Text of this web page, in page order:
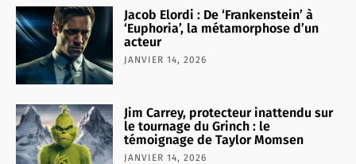
Jacob Elordi : De ‘Frankenstein’ à
‘Euphoria’, la métamorphose d’un
acteur
JANVIER 14, 2026
Jim Carrey, protecteur inattendu sur
le tournage du Grinch : le
témoignage de Taylor Momsen
JANVIER 14, 2026